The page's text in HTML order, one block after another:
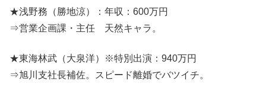
★浅野務（勝地涼）：年収：600万円
⇒営業企画課・主任 天然キャラ。
★東海林武（大泉洋）※特別出演：940万円
⇒旭川支社長補佐。スピード離婚でバツイチ。